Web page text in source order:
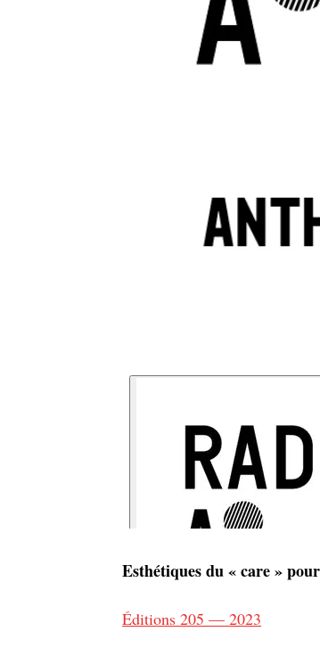
Esthétiques du « care »
Éditions 205 — 2023